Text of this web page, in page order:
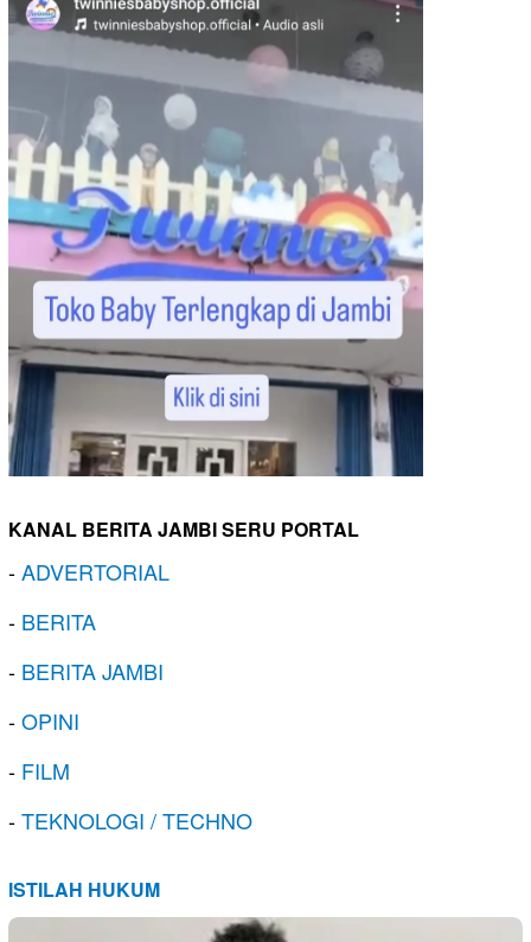
KANAL BERITA JAMBI SERU PORTAL
-ADVERTORIAL
- BERITA
- BERITA JAMBI
-OPINI
- FILM
-TEKNOLOGI / TECHNO
ISTILAH HUKUM